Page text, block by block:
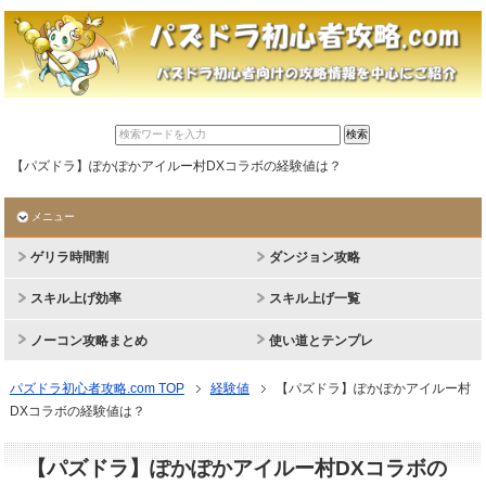
【パズドラ】ぽかぽかアイルー村DXコラボの経験値は？
メニュー
ゲリラ時間割 ダンジョン攻略
スキル上げ効率 スキル上げ一覧
ノーコン攻略まとめ 使い道とテンプレ
パズドラ初心者攻略.com TOP 経験値
【パズドラ】ぽかぽかアイルー村
DXコラボの経験値は？
【パズドラ】ぽかぽかアイルー村DXコラボの